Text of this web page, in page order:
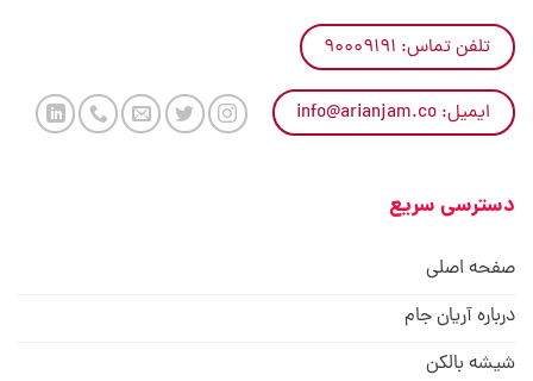
تلفن تماس: ۹۰۰۰۹۱۹۱
ایمیل: info@arianjam.co
دسترسی سریع
صفحه اصلی
درباره آریان جام
شیشه بالکن